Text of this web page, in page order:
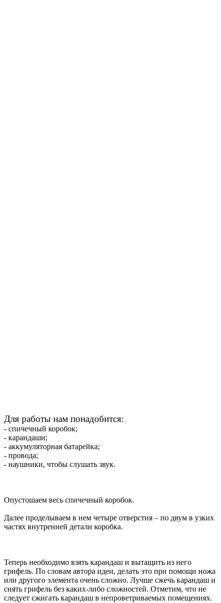
Для работы нам понадобится:
- спичечный коробок;
- карандаши;
- аккумуляторная батарейка;
- провода;
- наушники, чтобы слушать звук.
Опустошаем весь спичечный коробок.
Далее проделываем в нем четыре отверстия – по двум в узких
частях внутренней детали коробка.
Теперь необходимо взять карандаш и вытащить из него
грифель. По словам автора идеи, делать это при помощи ножа
или другого элемента очень сложно. Лучше сжечь карандаш и
снять грифель без каких-либо сложностей. Отметим, что не
следует сжигать карандаш в непроветриваемых помещениях.